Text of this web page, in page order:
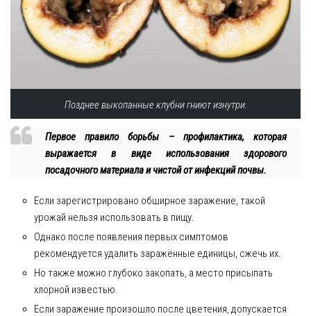
Позднее выкопанные клубни гниют изнутри.
Первое правило борьбы – профилактика, которая
выражается в виде использования здорового
посадочного материала и чистой от инфекций почвы.
Если зарегистрировано обширное заражение, такой
урожай нельзя использовать в пищу.
Однако после появления первых симптомов
рекомендуется удалить заражённые единицы, сжечь их.
Но также можно глубоко закопать, а место присыпать
хлорной известью.
Если заражение произошло после цветения, допускается